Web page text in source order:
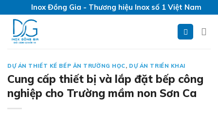
to
content
Inox Đồng Gia - Thương hiệu Inox số 1 Việt Nam
DỰ ÁN THIẾT KẾ BẾP ĂN TRƯỜNG HỌC, DỰ ÁN TRIỂN KHAI
Cung cấp thiết bị và lắp đặt bếp công
nghiệp cho Trường mầm non Sơn Ca